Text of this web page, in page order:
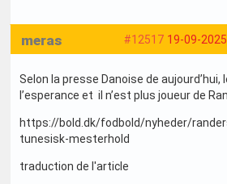
#12517 19-09-
meras
Selon la presse Danoise de aujourd’hui,
l’esperance et il n’est plus joueur de
https://bold.dk/fodbold/nyheder/
tunesisk-mesterhold
traduction de l'article